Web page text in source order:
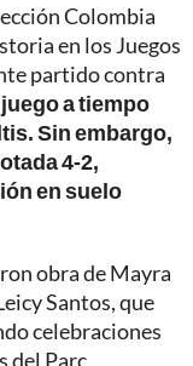
Colombia
en los Juegos
partido contra
a tiempo
Sin embargo,
4-2,
en suelo
obra de Mayra
Santos, que
celebraciones
del Parc